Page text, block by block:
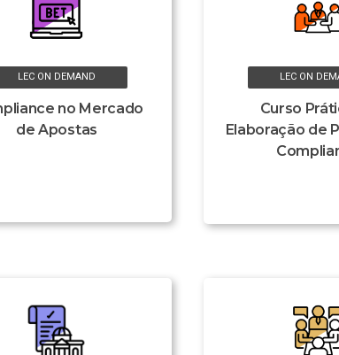
LEC ON DEMAND
no Mercado
de Apostas
LEC ON
Curso
Elaboração de